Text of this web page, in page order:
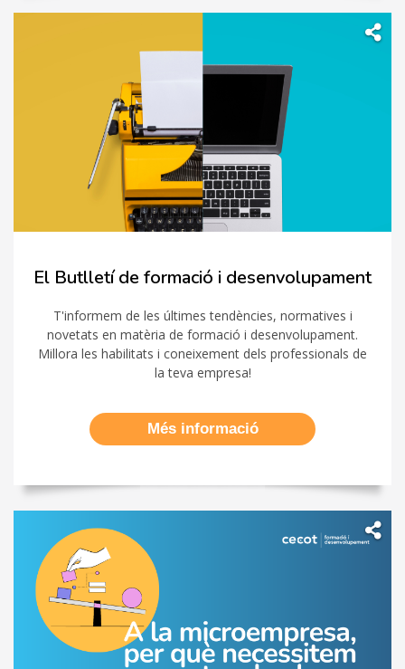
El Butlletí de formació i desenvolupament
T'informem de les últimes tendències, normatives i
novetats en matèria de formació i desenvolupament.
Millora les habilitats i coneixement dels professionals de
la teva empresa!
Més informació